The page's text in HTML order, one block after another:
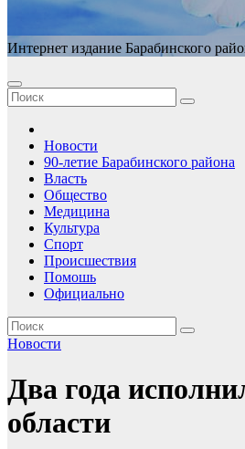
Интернет издание Барабинского
Новости
90-летие Барабинского района
Власть
Общество
Медицина
Культура
Спорт
Происшествия
Помошь
Официально
Новости
Два года
области